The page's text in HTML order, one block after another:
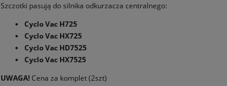
Szczotki pasują do silnika odkurzacza centralnego:
Cyclo Vac H725
Cyclo Vac HX725
Cyclo Vac HD7525
Cyclo Vac HX7525
UWAGA!Cena za komplet (2szt)